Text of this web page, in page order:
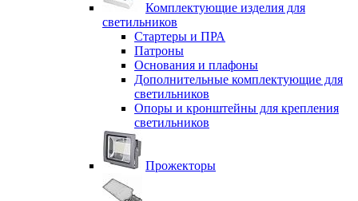
Комплектующие изделия для
светильников
Стартеры и ПРА
Патроны
Основания и плафоны
Дополнительные комплектующие для
светильников
Опоры и кронштейны для крепления
светильников
Прожекторы